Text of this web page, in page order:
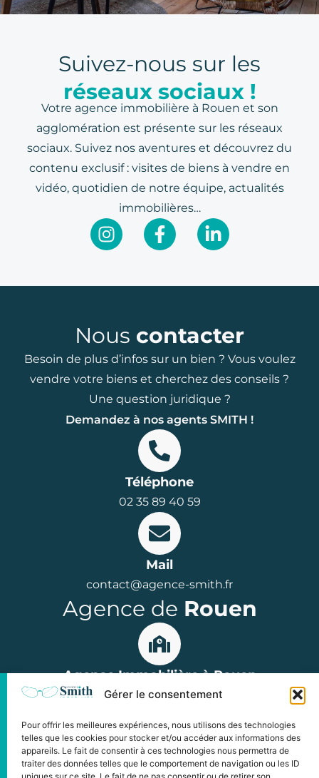
Gérer le consentement
Pour offrir les meilleures expériences, nous utilisons des technologies
telles que les cookies pour stocker et/ou accéder aux informations des
appareils. Le fait de consentir à ces technologies nous permettra de
traiter des données telles que le comportement de navigation ou les ID
Suivez-nous sur les
réseaux sociaux !
Votre agence immobilière à Rouen et son
agglomération est présente sur les réseaux
sociaux. Suivez nos aventures et découvrez du
contenu exclusif : visites de biens à vendre en
vidéo, quotidien de notre équipe, actualités
immobilières…
Nous contacter
Besoin de plus d’infos sur un bien ? Vous voulez
vendre votre biens et cherchez des conseils ?
Une question juridique ?
Demandez à nos agents SMITH !
Téléphone
02 35 89 40 59
Mail
contact@agence-smith.fr
Agence de Rouen
Agence Immobilière à Rouen
15 rue Jean Lecanuet, 76000 Rouen
Horaires : du lundi au vendredi
de 9h à 12h et de 14h à 18h00